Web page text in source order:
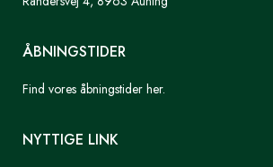
ÅBNINGSTIDER
Find vores åbningstider her.
NYTTIGE LINK